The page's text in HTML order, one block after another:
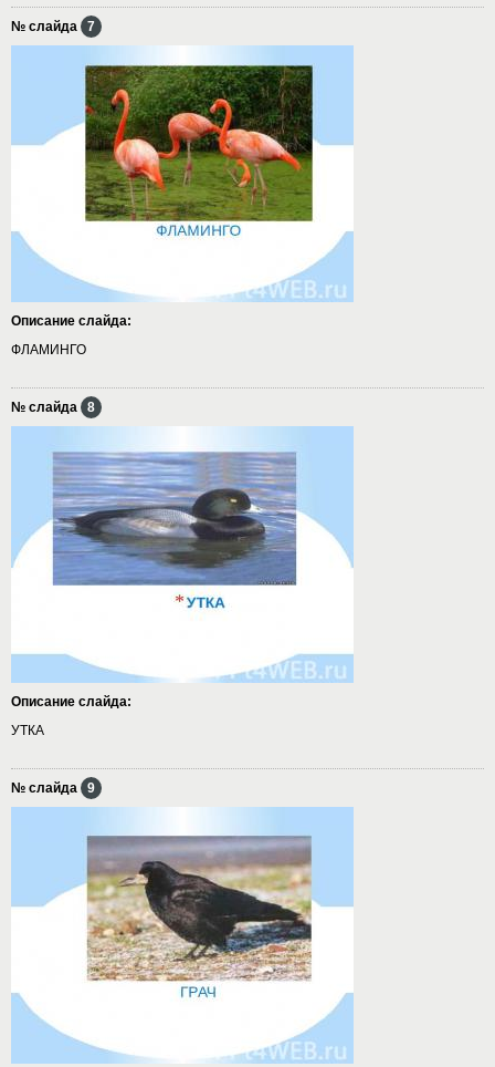
№ слайда 7
Описание слайда:
ФЛАМИНГО
№ слайда 8
Описание слайда:
УТКА
№ слайда 9